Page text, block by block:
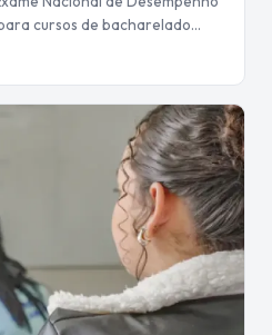
cursos de bacharelado…